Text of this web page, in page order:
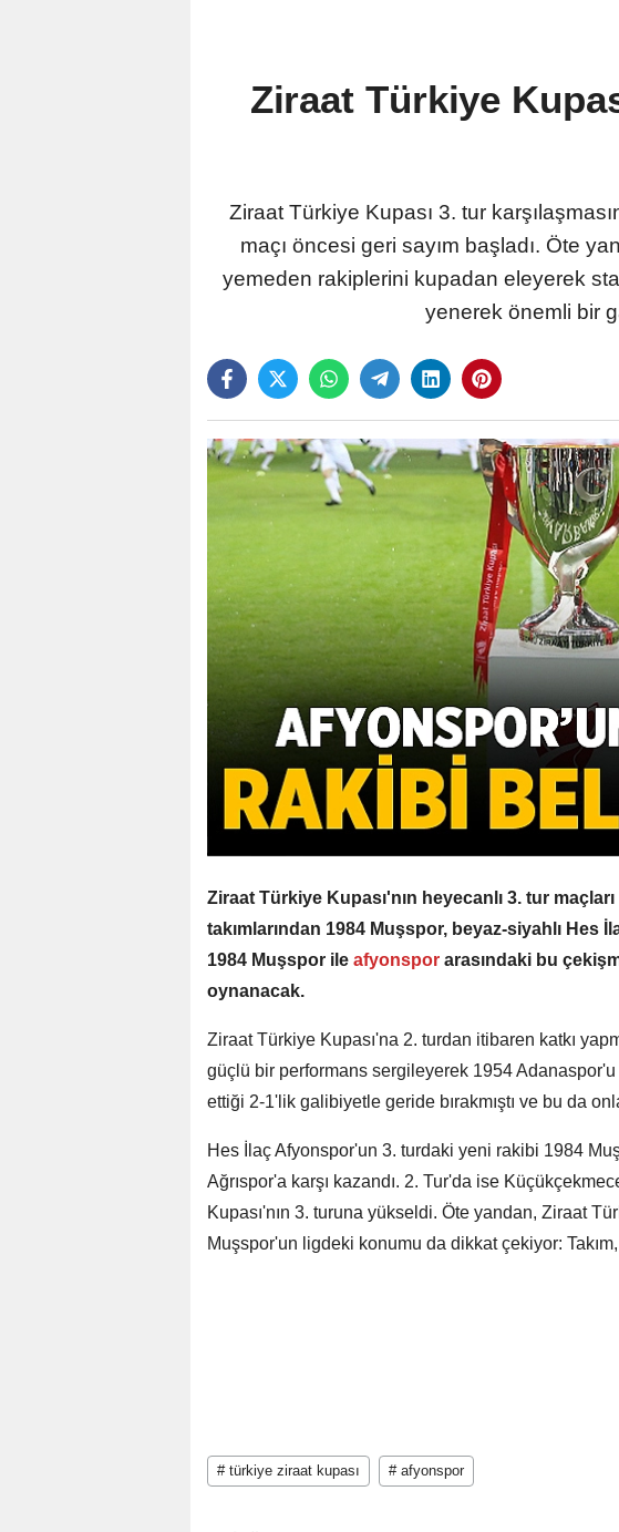
Ziraat Türkiye
Ziraat Türkiye Kupası 3. tur
maçı öncesi geri sayım başladı. Öte
yemeden rakiplerini kupadan eleyerek
yenerek önemli bir
Ziraat Türkiye Kupası'nın heyecanlı 3. tur
takımlarından 1984 Muşspor, beyaz-siyahlı
1984 Muşspor ile afyonspor arasındaki bu
oynanacak.
Ziraat Türkiye Kupası'na 2. turdan itibaren katkı
güçlü bir performans sergileyerek 1954 Adanaspor'u
ettiği 2-1'lik galibiyetle geride bırakmıştı ve bu da
Hes İlaç Afyonspor'un 3. turdaki yeni rakibi 1984
Ağrıspor'a karşı kazandı. 2. Tur'da ise
Kupası'nın 3. turuna yükseldi. Öte yandan, Ziraat
Muşspor'un ligdeki konumu da dikkat çekiyor:
# türkiye ziraat kupası # afyonspor